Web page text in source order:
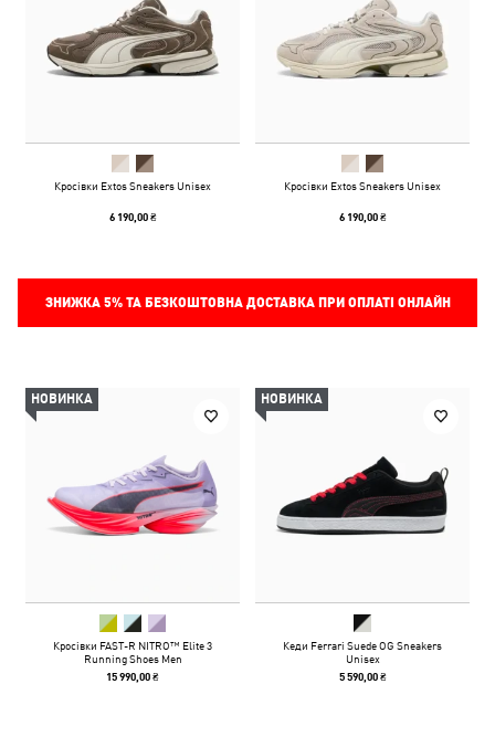
Кросівки Extos Sneakers Unisex
6 190,00 ₴
Кросівки Extos Sneakers Unisex
6 190,00 ₴
ЗНИЖКА 5%ТА БЕЗКОШТОВНА ДОСТАВКА ПРИ ОПЛАТІ ОНЛАЙН
НОВИНКА
Кросівки FAST-R NITRO™ Elite 3
Running Shoes Men
15 990,00 ₴
НОВИНКА
Кеди Ferrari Suede OG Sneakers
Unisex
5 590,00 ₴